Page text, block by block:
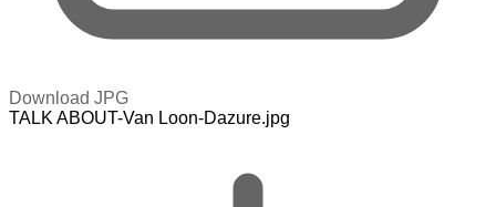
Download JPG
TALK ABOUT-Van Loon-Dazure.jpg